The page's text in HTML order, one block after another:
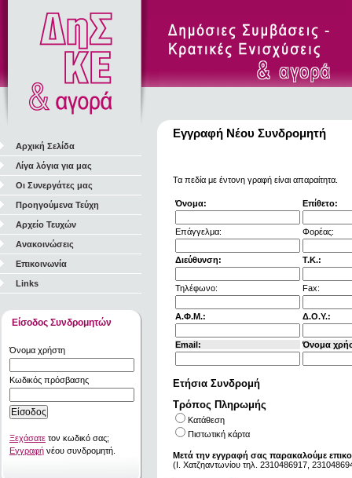
Αρχική Σελίδα
Λίγα λόγια για μας
Οι Συνεργάτες μας
Προηγούμενα Τεύχη
Αρχείο Τευχών
Ανακοινώσεις
Επικοινωνία
Links
Είσοδος Συνδρομητών
Όνομα χρήστη
Κωδικός πρόσβασης
Ξεχάσατε τον κωδικό σας;
Εγγραφή νέου συνδρομητή.
Εγγραφή Νέου Συνδρομητή
Τα πεδία με έντονη γραφή είναι απαραίτητα.
Όνομα: Επίθετο:
Επάγγελμα: Φορέας:
Διεύθυνση: Τ.Κ.:
Τηλέφωνο: Fax:
Α.Φ.Μ.: Δ.Ο.Υ.:
Email: Όνομα
Ετήσια Συνδρομή
Τρόπος Πληρωμής
Κατάθεση
Πιστωτική κάρτα
Μετά την εγγραφή σας παρακαλούμε
(I. Χατζηαντωνίου τηλ. 2310486917,